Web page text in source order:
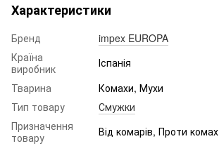
Характеристики
Бренд
impex EUROPA
Країна
виробник
Іспанія
Тварина
Комахи, Мухи
Тип товару
Смужки
Призначення
товару
Від комарів, Проти комах